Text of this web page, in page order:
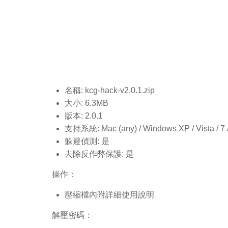
名稱: kcg-hack-v2.0.1.zip
大小: 6.3MB
版本: 2.0.1
支持系統: Mac (any) / Windows XP / Vista / 7
躲避偵測: 是
去除反作弊保護: 是
操作：
壓縮檔內附詳細使用說明
解壓密碼：